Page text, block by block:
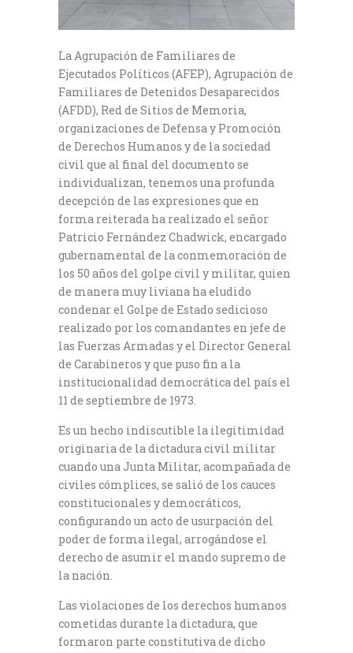
La Agrupación de Familiares de
Ejecutados Políticos (AFEP), Agrupación de
Familiares de Detenidos Desaparecidos
(AFDD), Red de Sitios de Memoria,
organizaciones de Defensa y Promoción
de Derechos Humanos y de la sociedad
civil que al final del documento se
individualizan, tenemos una profunda
decepción de las expresiones que en
forma reiterada ha realizado el señor
Patricio Fernández Chadwick, encargado
gubernamental de la conmemoración de
los 50 años del golpe civil y militar, quien
de manera muy liviana ha eludido
condenar el Golpe de Estado sedicioso
realizado por los comandantes en jefe de
las Fuerzas Armadas y el Director General
de Carabineros y que puso fin a la
institucionalidad democrática del país el
11 de septiembre de 1973.
Es un hecho indiscutible la ilegitimidad
originaria de la dictadura civil militar
cuando una Junta Militar, acompañada de
civiles cómplices, se salió de los cauces
constitucionales y democráticos,
configurando un acto de usurpación del
poder de forma ilegal, arrogándose el
derecho de asumir el mando supremo de
la nación.
Las violaciones de los derechos humanos
cometidas durante la dictadura, que
formaron parte constitutiva de dicho